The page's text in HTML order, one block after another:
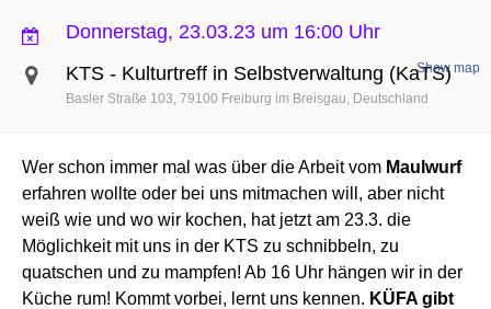
Donnerstag, 23.03.23 um 16:00 Uhr
KTS - Kulturtreff in Selbstverwaltung (KaTS)
Basler Straße 103 79100 Freiburg im Breisgau Deutschland
Show map
Wer schon immer mal was über die Arbeit vom Maulwurf
erfahren wollte oder bei uns mitmachen will, aber nicht
weiß wie und wo wir kochen, hat jetzt am 23.3. die
Möglichkeit mit uns in der KTS zu schnibbeln, zu
quatschen und zu mampfen! Ab 16 Uhr hängen wir in der
Küche rum! Kommt vorbei, lernt uns kennen. KÜFA gibt